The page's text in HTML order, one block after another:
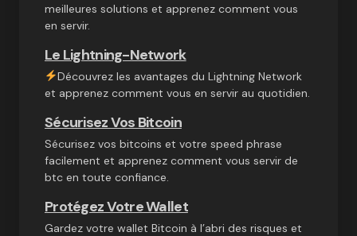
meilleures solutions et apprenez comment vous
en servir.
Le Lightning-Network
Découvrez les avantages du Lightning Network
et apprenez comment vous en servir au quotidien.
Sécurisez Vos Bitcoin
Sécurisez vos bitcoins et votre speed phrase
facilement et apprenez comment vous servir de
btc en toute confiance.
Protégez Votre Wallet
Gardez votre wallet Bitcoin à l’abri des risques et